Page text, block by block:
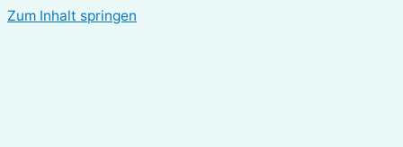
Zum Inhalt springen